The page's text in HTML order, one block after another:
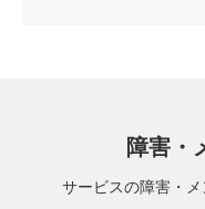
障害・
サービスの障害・メ